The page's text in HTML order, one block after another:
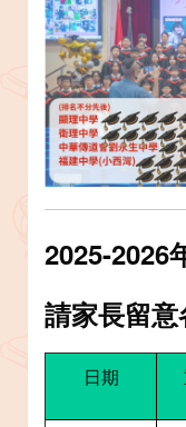
2025-2026
請家長留
日期